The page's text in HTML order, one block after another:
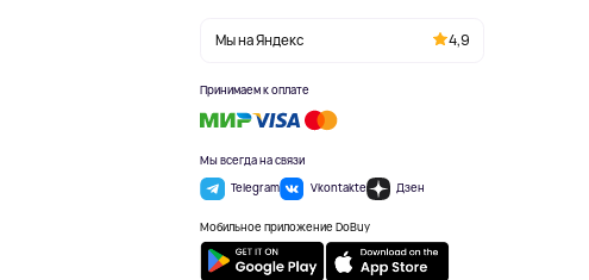
Мы на Яндекс 4,9
Принимаем к оплате
Мы всегда на связи
Telegram
Vkontakte Дзен
Мобильное приложение DoBuy